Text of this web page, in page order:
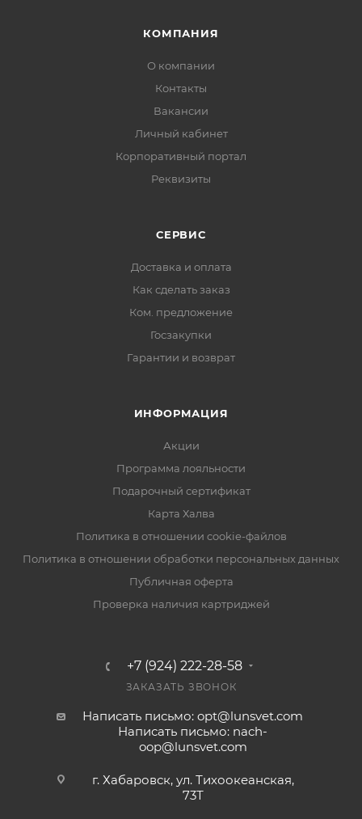
КОМПАНИЯ
О компании
Контакты
Вакансии
Личный кабинет
Корпоративный портал
Реквизиты
СЕРВИС
Доставка и оплата
Как сделать заказ
Ком. предложение
Госзакупки
Гарантии и возврат
ИНФОРМАЦИЯ
Акции
Программа лояльности
Подарочный сертификат
Карта Халва
Политика в отношении cookie-файлов
Политика в отношении обработки персональных данных
Публичная оферта
Проверка наличия картриджей
+7 (924) 222-28-58
ЗАКАЗАТЬ ЗВОНОК
Написать письмо: opt@lunsvet.com
Написать письмо: nach-
oop@lunsvet.com
г. Хабаровск, ул. Тихоокеанская,
73Т